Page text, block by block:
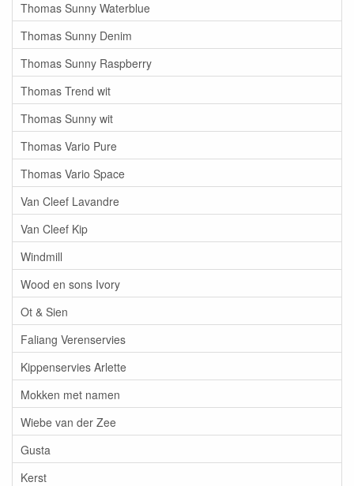
Thomas Sunny Waterblue
Thomas Sunny Denim
Thomas Sunny Raspberry
Thomas Trend wit
Thomas Sunny wit
Thomas Vario Pure
Thomas Vario Space
Van Cleef Lavandre
Van Cleef Kip
Windmill
Wood en sons Ivory
Ot & Sien
Faliang Verenservies
Kippenservies Arlette
Mokken met namen
Wiebe van der Zee
Gusta
Kerst